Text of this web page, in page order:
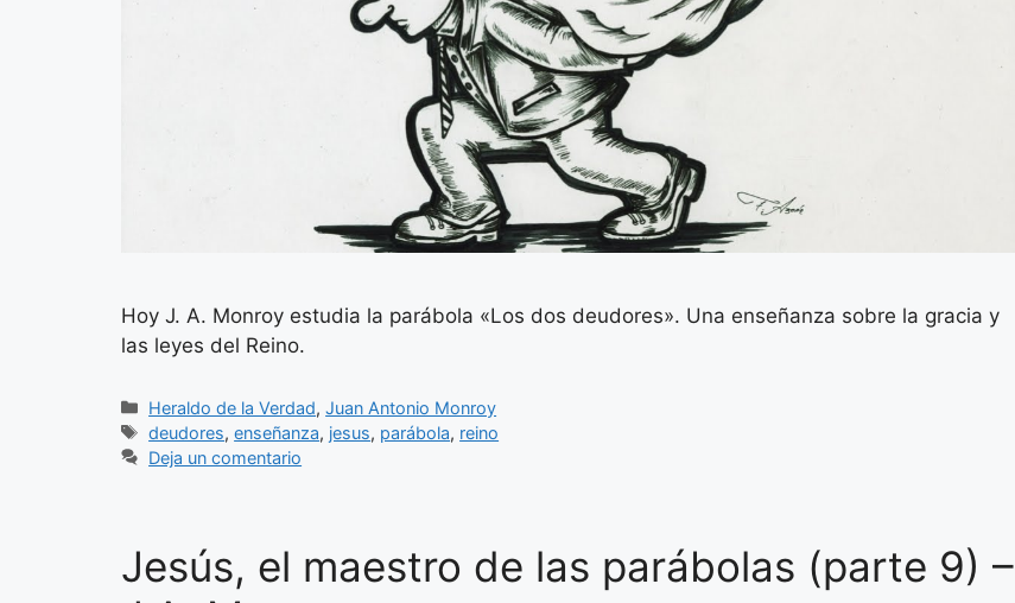
Hoy J. A. Monroy estudia la parábola «Los dos deudores». Una enseñanza sobre la gracia y
las leyes del Reino.
Categorías
Heraldo de la Verdad,Juan Antonio Monroy
Etiquetas
deudores,enseñanza, jesus, parábola, reino
Deja un comentario
Jesús, el maestro de las parábolas (parte 9) –